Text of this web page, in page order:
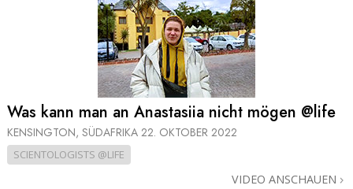
Was kann man an Anastasiia nicht mögen @life
KENSINGTON, SÜDAFRIKA 22. OKTOBER 2022
SCIENTOLOGISTS @LIFE
VIDEO ANSCHAUEN